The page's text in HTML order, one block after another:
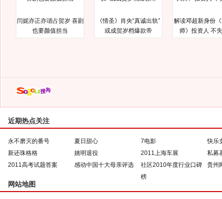
闫妮亦正亦谐占贺岁 喜剧
也要颜值担当
《情圣》肖央“真诚出轨”
或成贺岁档爆款帝
解读邓超新身份
师》投资人 不
近期热点关注
永不磨灭的番号 夏日甜心 7电影
快乐
新还珠格格
姚明退役 2011上海车展
私募
2011高考试题答案
感动中国十大母亲评选
社区2010年度行业口碑
榜
贵州
网站地图